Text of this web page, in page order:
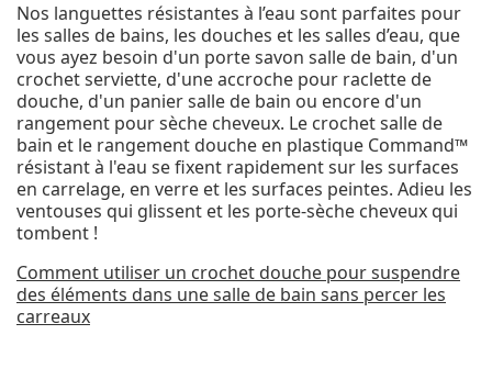
Nos languettes résistantes à l’eau sont parfaites pour
les salles de bains, les douches et les salles d’eau, que
vous ayez besoin d'un porte savon salle de bain, d'un
crochet serviette, d'une accroche pour raclette de
douche, d'un panier salle de bain ou encore d'un
rangement pour sèche cheveux. Le crochet salle de
bain et le rangement douche en plastique Command™
résistant à l'eau se fixent rapidement sur les surfaces
en carrelage, en verre et les surfaces peintes. Adieu les
ventouses qui glissent et les porte-sèche cheveux qui
tombent !
Comment utiliser un crochet douche pour suspendre
des éléments dans une salle de bain sans percer les
carreaux